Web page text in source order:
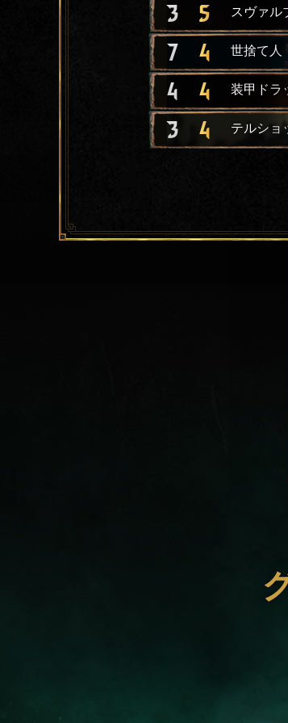
3 5 スヴァル
7 4 世捨て人
4 4 装甲ドラ
3 4 テルショ